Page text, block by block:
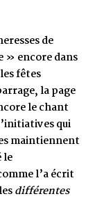
de
» encore dans
fêtes
la page
le chant
qui
maintiennent
le
l’a écrit
différentes